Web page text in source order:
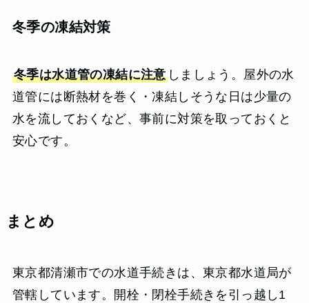
冬季の凍結対策
冬季は水道管の凍結に注意しましょう。屋外の水
道管には断熱材を巻く・凍結しそうな日は少量の
水を流しておくなど、事前に対策を取っておくと
安心です。
まとめ
東京都清瀬市での水道手続きは、東京都水道局が
管轄しています。開栓・閉栓手続きを引っ越し1